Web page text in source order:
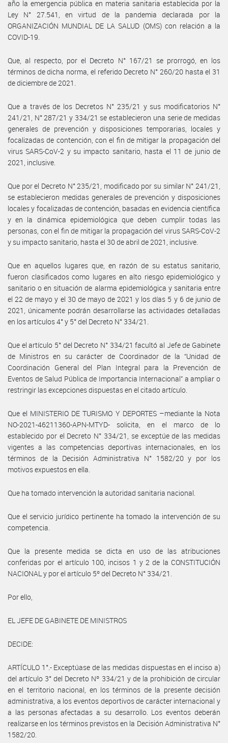
año la emergencia pública en materia sanitaria establecida por la
Ley N° 27.541, en virtud de la pandemia declarada por la
ORGANIZACIÓN MUNDIAL DE LA SALUD (OMS) con relación a la
COVID-19.
Que, al respecto, por el Decreto N° 167/21 se prorrogó, en los
términos de dicha norma, el referido Decreto N° 260/20 hasta el 31
de diciembre de 2021.
Que a través de los Decretos N° 235/21 y sus modificatorios N°
241/21, N° 287/21 y 334/21 se establecieron una serie de medidas
generales de prevención y disposiciones temporarias, locales y
focalizadas de contención, con el fin de mitigar la propagación del
virus SARS-CoV-2 y su impacto sanitario, hasta el 11 de junio de
2021, inclusive.
Que por el Decreto N° 235/21, modificado por su similar N° 241/21,
se establecieron medidas generales de prevención y disposiciones
locales y focalizadas de contención, basadas en evidencia científica
y en la dinámica epidemiológica que deben cumplir todas las
personas, con el fin de mitigar la propagación del virus SARS-CoV-2
y su impacto sanitario, hasta el 30 de abril de 2021, inclusive.
Que en aquellos lugares que, en razón de su estatus sanitario,
fueron clasificados como lugares en alto riesgo epidemiológico y
sanitario o en situación de alarma epidemiológica y sanitaria entre
el 22 de mayo y el 30 de mayo de 2021 y los días 5 y 6 de junio de
2021, únicamente podrán desarrollarse las actividades detalladas
en los artículos 4° y 5° del Decreto N° 334/21.
Que el artículo 5° del Decreto N° 334/21 facultó al Jefe de Gabinete
de Ministros en su carácter de Coordinador de la “Unidad de
Coordinación General del Plan Integral para la Prevención de
Eventos de Salud Pública de Importancia Internacional” a ampliar o
restringir las excepciones dispuestas en el citado artículo.
Que el MINISTERIO DE TURISMO Y DEPORTES –mediante la Nota
NO-2021-46211360-APN-MTYD- solicita, en el marco de lo
establecido por el Decreto N° 334/21, se exceptúe de las medidas
vigentes a las competencias deportivas internacionales, en los
términos de la Decisión Administrativa N° 1582/20 y por los
motivos expuestos en ella.
Que ha tomado intervención la autoridad sanitaria nacional.
Que el servicio jurídico pertinente ha tomado la intervención de su
competencia.
Que la presente medida se dicta en uso de las atribuciones
conferidas por el artículo 100, incisos 1 y 2 de la CONSTITUCIÓN
NACIONAL y por el artículo 5º del Decreto N° 334/21.
Por ello,
EL JEFE DE GABINETE DE MINISTROS
DECIDE:
ARTÍCULO 1°.- Exceptúase de las medidas dispuestas en el inciso a)
del artículo 3° del Decreto Nº 334/21 y de la prohibición de circular
en el territorio nacional, en los términos de la presente decisión
administrativa, a los eventos deportivos de carácter internacional y
a las personas afectadas a su desarrollo. Los eventos deberán
realizarse en los términos previstos en la Decisión Administrativa N°
1582/20.